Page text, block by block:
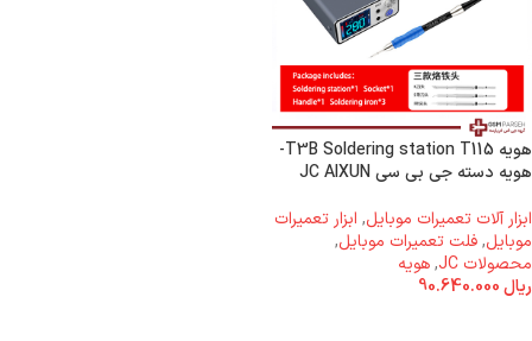
هویه T3B Soldering station T115-
هویه دسته جی بی سی JC AIXUN
ابزار آلات تعمیرات موبایل, ابزار تعمیرات
موبایل,فلت تعمیرات موبایل,
محصولات JC
,هویه
ریال